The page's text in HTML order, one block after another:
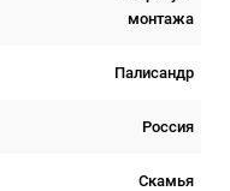
монтажа
Палисандр
Россия
Скамья